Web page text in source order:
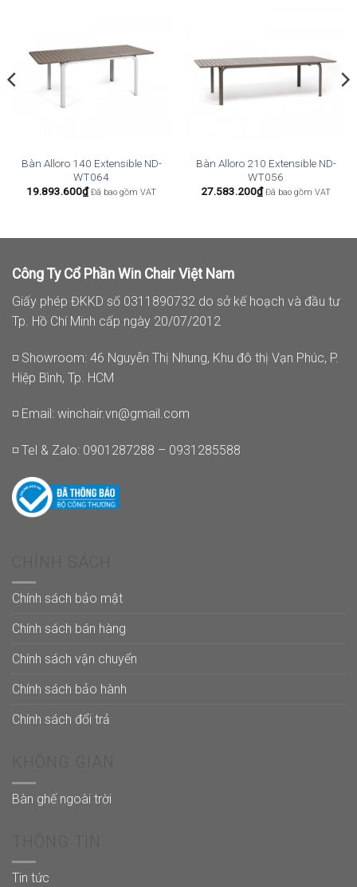
Bàn Alloro 140 Extensible ND-
WT064
19.893.600₫ Đã bao gồm VAT
Bàn Alloro 210 Extensible ND-
WT056
27.583.200₫ Đã bao gồm VAT
Công Ty Cổ Phần Win Chair Việt Nam
Giấy phép ĐKKD số 0311890732 do sở kế hoạch và đầu tư
Tp. Hồ Chí Minh cấp ngày 20/07/2012
◽ Showroom: 46 Nguyễn Thị Nhung, Khu đô thị Vạn Phúc, P.
Hiệp Bình, Tp. HCM
◽ Email: winchair.vn@gmail.com
◽ Tel & Zalo: 0901287288 – 0931285588
Chính sách bảo mật
Chính sách bán hàng
Chính sách vận chuyển
Chính sách bảo hành
Chính sách đổi trả
Bàn ghế ngoài trời
Tin tức